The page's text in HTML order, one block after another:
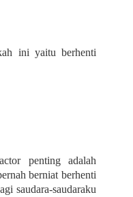
ini yaitu berhenti
penting adalah
berniat berhenti
saudara-saudaraku